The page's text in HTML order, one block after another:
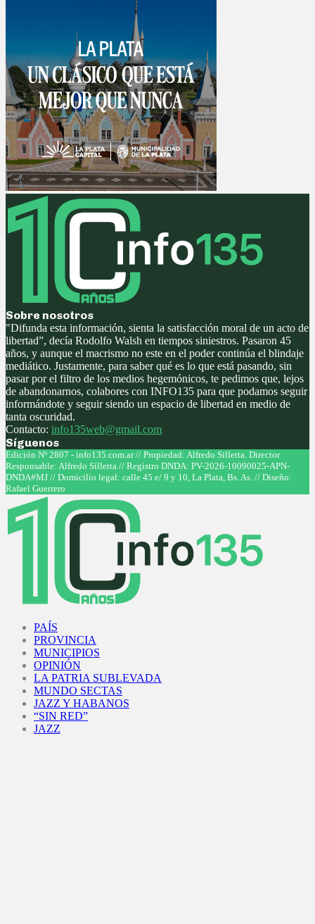
Sobre nosotros
"Difunda esta información, sienta la satisfacción moral de un acto de
libertad”, decía Rodolfo Walsh en tiempos siniestros. Pasaron 45
años, y aunque el macrismo no este en el poder continúa el blindaje
mediático. Justamente, para saber qué es lo que está pasando, sin
pasar por el filtro de los medios hegemónicos, te pedimos que, lejos
de abandonarnos, colabores con INFO135 para que podamos seguir
informándote y seguir siendo un espacio de libertad en medio de
tanta oscuridad.
Contacto: info135web@gmail.com
Síguenos
Facebook
Twitter
Instagram
Youtube
Edición Nº 2807 - info135.com.ar // Propiedad: Alfredo Silletta. Director
Responsable: Alfredo Silletta // Registro DNDA: PV-2026-10090025-APN-
DNDA#MJ // Domicilio legal: calle 45 e/ 9 y 10, La Plata, Bs. As. // Diseño:
Rafael Guerrero
PAÍS
PROVINCIA
MUNICIPIOS
OPINIÓN
LA PATRIA SUBLEVADA
MUNDO SECTAS
JAZZ Y HABANOS
“SIN RED”
JAZZ